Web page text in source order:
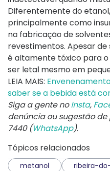
Diferentemente do
principalmente como
na fabricação de
revestimentos. Apesar
é altamente tóxico para
ser letal mesmo em
LEIA MAIS:
saber se a bebida está
Siga a gente noInsta,
denúncia ou sugestão
7440 (WhatsApp).
Tópicos relacionados
metanol ribeira-